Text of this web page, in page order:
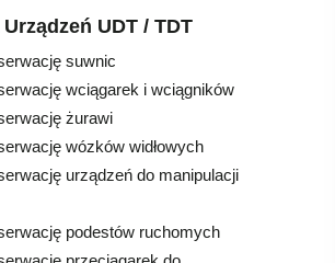
UDT / TDT
suwnic
wciągarek i wciągników
żurawi
wózków widłowych
urządzeń do manipulacji
podestów ruchomych